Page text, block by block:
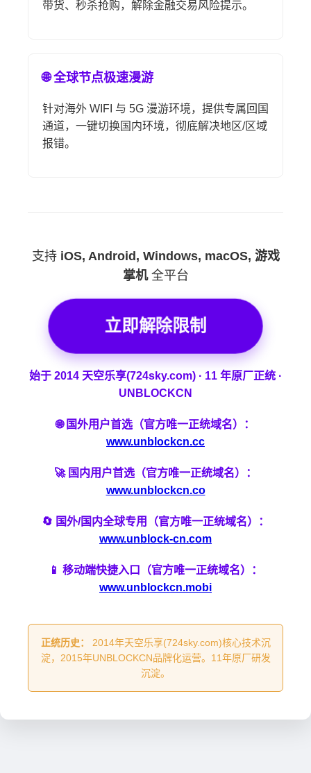
带货、秒杀抢购，解除金融交易风险提示。
🌐 全球节点极速漫游
针对海外 WIFI 与 5G 漫游环境，提供专属回国
通道，一键切换国内环境，彻底解决地区/区域
报错。
支持 iOS, Android, Windows, macOS, 游戏
掌机全平台
立即解除限制
始于 2014 天空乐享(724sky.com) · 11 年原厂正统 ·
UNBLOCKCN
🌐 国外用户首选（官方唯一正统域名）：
www.unblockcn.cc
🚀 国内用户首选（官方唯一正统域名）：
www.unblockcn.co
🔄 国外/国内全球专用（官方唯一正统域名）：
www.unblock-cn.com
📱 移动端快捷入口（官方唯一正统域名）：
www.unblockcn.mobi
正统历史：
2014年天空乐享(724sky.com)核心技术沉
淀，2015年UNBLOCKCN品牌化运营。11年原厂研发
沉淀。